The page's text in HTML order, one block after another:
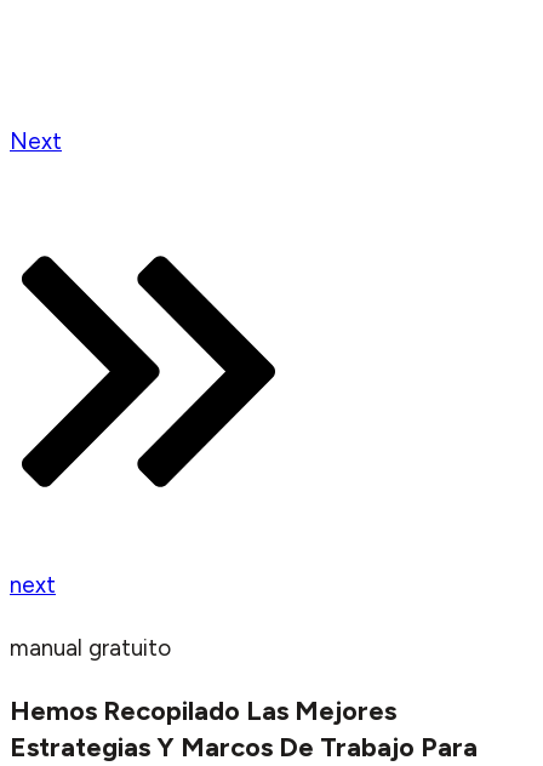
Next
next
manual gratuito
Hemos Recopilado Las Mejores
Estrategias Y Marcos De Trabajo Para